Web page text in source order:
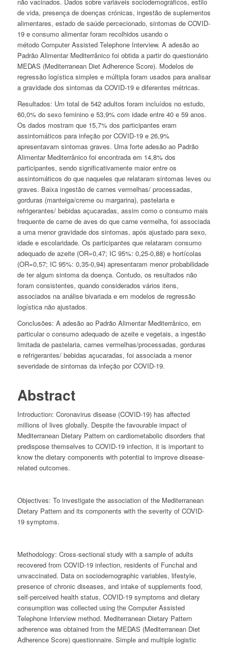
não vacinados. Dados sobre variáveis sociodemográficos, estilo
de vida, presença de doenças crónicas, ingestão de suplementos
alimentares, estado de saúde percecionado, sintomas de COVID-
19 e consumo alimentar foram recolhidos usando o
método Computer Assisted Telephone Interview. A adesão ao
Padrão Alimentar Mediterrânico foi obtida a partir do questionário
MEDAS (Mediterranean Diet Adherence Score). Modelos de
regressão logística simples e múltipla foram usados para analisar
a gravidade dos sintomas da COVID-19 e diferentes métricas.
Resultados: Um total de 542 adultos foram incluídos no estudo,
60,0% do sexo feminino e 53,9% com idade entre 40 e 59 anos.
Os dados mostram que 15,7% dos participantes eram
assintomáticos para infeção por COVID-19 e 26,9%
apresentavam sintomas graves. Uma forte adesão ao Padrão
Alimentar Mediterrânico foi encontrada em 14,8% dos
participantes, sendo significativamente maior entre os
assintomáticos do que naqueles que relataram sintomas leves ou
graves. Baixa ingestão de carnes vermelhas/ processadas,
gorduras (manteiga/creme ou margarina), pastelaria e
refrigerantes/ bebidas açucaradas, assim como o consumo mais
frequente de carne de aves do que carne vermelha, foi associada
a uma menor gravidade dos sintomas, após ajustado para sexo,
idade e escolaridade. Os participantes que relataram consumo
adequado de azeite (OR=0,47; IC 95%: 0,25-0,88) e hortícolas
(OR=0,57; IC 95%: 0,35-0,94) apresentaram menor probabilidade
de ter algum sintoma da doença. Contudo, os resultados não
foram consistentes, quando considerados vários itens,
associados na análise bivariada e em modelos de regressão
logística não ajustados.
Conclusões: A adesão ao Padrão Alimentar Mediterrânico, em
particular o consumo adequado de azeite e vegetais, a ingestão
limitada de pastelaria, carnes vermelhas/processadas, gorduras
e refrigerantes/ bebidas açucaradas, foi associada a menor
severidade de sintomas da infeção por COVID-19.
Abstract
Introduction: Coronavirus disease (COVID-19) has affected
millions of lives globally. Despite the favourable impact of
Mediterranean Dietary Pattern on cardiometabolic disorders that
predispose themselves to COVID-19 infection, it is important to
know the dietary components with potential to improve disease-
related outcomes.
Objectives: To investigate the association of the Mediterranean
Dietary Pattern and its components with the severity of COVID-
19 symptoms.
Methodology: Cross-sectional study with a sample of adults
recovered from COVID-19 infection, residents of Funchal and
unvaccinated. Data on sociodemographic variables, lifestyle,
presence of chronic diseases, and intake of supplements food,
self-perceived health status, COVID-19 symptoms and dietary
consumption was collected using the Computer Assisted
Telephone Interview method. Mediterranean Dietary Pattern
adherence was obtained from the MEDAS (Mediterranean Diet
Adherence Score) questionnaire. Simple and multiple logistic